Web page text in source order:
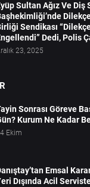
Sultan Ağız Ve Diş
Sendikası
Dedi, Polis
23, 2025
Sonrası Göreve
Kurum Ne Kadar
Ekim
Emsal
Dışında Acil